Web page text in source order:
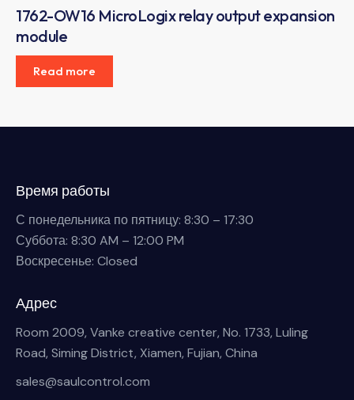
1762-OW16 MicroLogix relay output expansion
module
Read more
Время работы
С понедельника по пятницу: 8:30 – 17:30
Суббота: 8:30 AM – 12:00 PM
Воскресенье: Closed
Адрес
Room 2009, Vanke creative center, No. 1733, Luling
Road, Siming District, Xiamen, Fujian, China
sales@saulcontrol.com